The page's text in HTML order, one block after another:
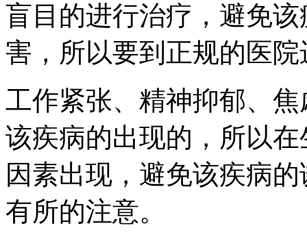
盲目的进行治疗，避免
害，所以要到正规的医
工作紧张、精神抑郁、
该疾病的出现的，所以
因素出现，避免该疾病
有所的注意。